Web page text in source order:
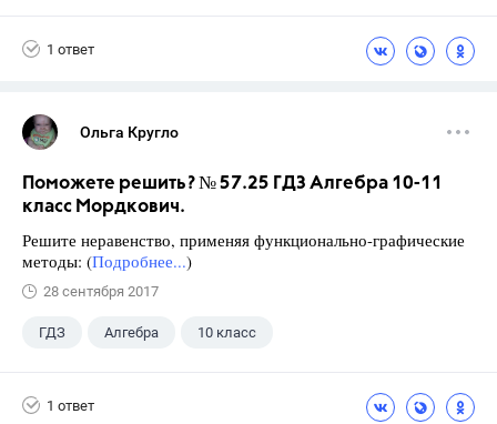
1 ответ
Ольга Кругло
Поможете решить? № 57.25 ГДЗ Алгебра 10-11
класс Мордкович.
Решите неравенство, применяя функционально-графиче­ские
методы: (Подробнее...)
28 сентября 2017
ГДЗ Алгебра 10 класс
1 ответ